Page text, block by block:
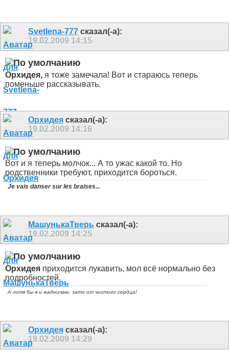
Svetlena-777 сказал(-а):
19.02.2009 14:15
Орхидея, я тоже замечала! Вот и стараюсь теперь
поменьше рассказывать.
Орхидея сказал(-а):
19.02.2009 14:16
Вот и я теперь молчок... А то ужас какой то. Но
родственники требуют, приходится бороться.
Je vais danser sur les braises...
МашунькаТверь сказал(-а):
19.02.2009 14:25
Орхидея приходится лукавить, мол всё нормально без
подробностей.
А хотя бы я и жадничаю, зато от чистого сердца!
Орхидея сказал(-а):
19.02.2009 14:29